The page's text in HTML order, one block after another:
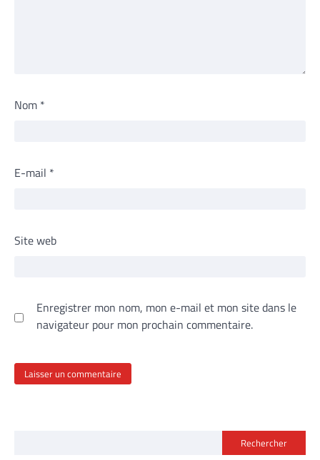
Nom *
E-mail *
Site web
Enregistrer mon nom, mon e-mail et mon site dans le
navigateur pour mon prochain commentaire.
Rechercher